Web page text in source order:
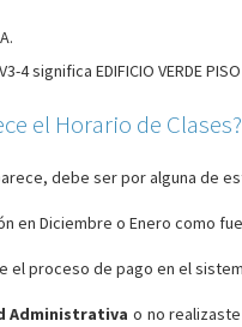
4 significa EDIFICIO VERDE
el Horario de Clases?
debe ser por alguna de
en Diciembre o Enero como
el proceso de pago en el
Administrativa o no